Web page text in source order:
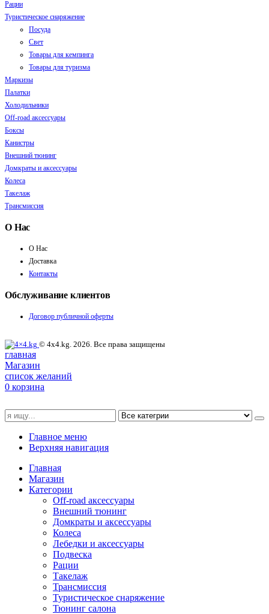
Рации
Туристическое снаряжение
Посуда
Свет
Товары для кемпинга
Товары для туризма
Маркизы
Палатки
Холодильники
Off-road аксессуары
Боксы
Канистры
Внешний тюнинг
Домкраты и аксессуары
Колеса
Такелаж
Трансмиссия
О Нас
О Нас
Доставка
Контакты
Обслуживание клиентов
Договор публичной оферты
© 4x4.kg. 2026. Все права защищены
главная
Магазин
список желаний
0 корзина
Главное меню
Верхняя навигация
Главная
Магазин
Категории
Off-road аксессуары
Внешний тюнинг
Домкраты и аксессуары
Колеса
Лебедки и аксессуары
Подвеска
Рации
Такелаж
Трансмиссия
Туристическое снаряжение
Тюнинг салона